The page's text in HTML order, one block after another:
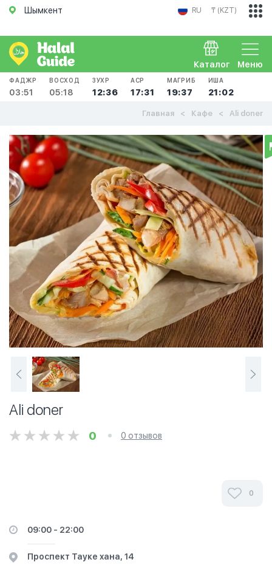
Шымкент RU ₸ (KZT)
Меню
Каталог
ФАДЖР
03:51
ВОСХОД
05:18
ЗУХР
12:36
АСР
17:31
МАГРИБ
19:37
ИША
21:02
Главная Кафе Ali doner
Ali doner
0 0 отзывов
0
09:00 - 22:00
​Проспект Тауке хана, 14